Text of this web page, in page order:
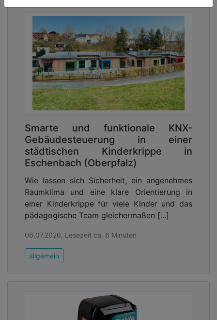
Smarte und funktionale KNX-
Gebäudesteuerung in einer
städtischen Kinderkrippe in
Eschenbach (Oberpfalz)
Wie lassen sich Sicherheit, ein angenehmes
Raumklima und eine klare Orientierung in
einer Kinderkrippe für viele Kinder und das
pädagogische Team gleichermaßen [...]
06.07.2026, Lesezeit ca. 6 Minuten
allgemein